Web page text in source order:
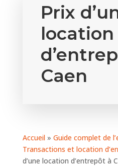
Prix
location
Caen
Accueil» Guide complet de
Transactions et location
d’une location d’entrepôt à